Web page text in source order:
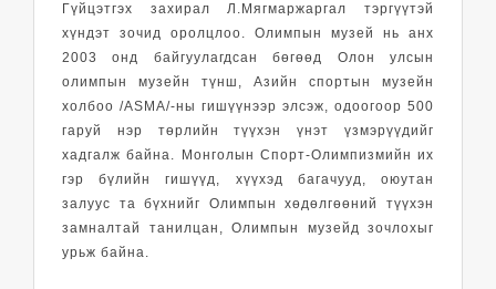
Гүйцэтгэх захирал Л.Мягмаржаргал тэргүүтэй
хүндэт зочид оролцлоо. Олимпын музей нь анх
2003 онд байгуулагдсан бөгөөд Олон улсын
олимпын музейн түнш, Азийн спортын музейн
холбоо /ASMA/-ны гишүүнээр элсэж, одоогоор 500
гаруй нэр төрлийн түүхэн үнэт үзмэрүүдийг
хадгалж байна.
Монголын Спорт-Олимпизмийн их
гэр бүлийн гишүүд, хүүхэд багачууд, оюутан
залуус та бүхнийг Олимпын хөдөлгөөний түүхэн
замналтай танилцан, Олимпын музейд зочлохыг
урьж байна.